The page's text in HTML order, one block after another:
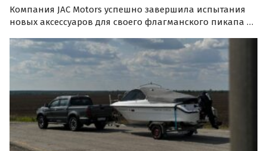
Компания JAC Motors успешно завершила испытания
новых аксессуаров для своего флагманского пикапа T9
и уже осенью владельцы JAC T9 смогут приобрести
готовое дополнительное оборудование, призванное…